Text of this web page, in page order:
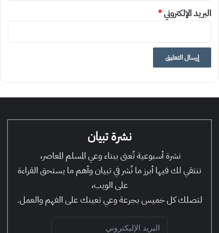
البريد الإلكتروني*
نشرة تبيان
نشرة أسبوعية تُعنى ببناء وعي المسلم المعاصر،
ننتقي لك فيها أبرز ما نُشر في تبيان وأهم ما يستحق القراءة
على الويب،
لتصلك كل خميس بجرعة وعي تعينك على الفهم والعمل.